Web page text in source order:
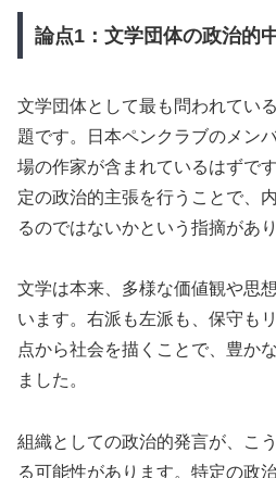
論点1：文学団体の政治的
文学団体として最も問われてい
題です。日本ペンクラブのメン
場の作家が含まれているはずで
定の政治的主張を行うことで、
るのではないかという指摘があり
文学は本来、多様な価値観や思
います。右派も左派も、保守も
点から社会を描くことで、豊か
ました。
組織としての政治的発言が、こ
る可能性があります。特定の政